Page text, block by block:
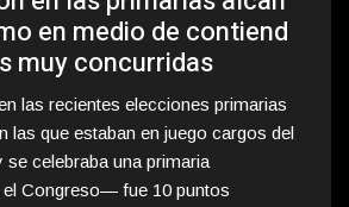
en medio de contiend
muy concurridas
las recientes elecciones primarias
las que estaban en juego cargos del
se celebraba una primaria
el Congreso— fue 10 puntos